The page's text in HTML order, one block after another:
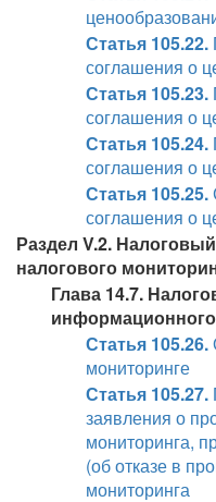
Статья 105.22.
соглашения о
Статья 105.23.
соглашения о
Статья 105.24.
соглашения о
Статья 105.25.
соглашения о
Раздел V.2.
налогового
Глава 14.7.
Статья 105.26.
мониторинге
Статья 105.27.
заявления о
мониторинга,
(об отказе в
мониторинга